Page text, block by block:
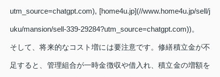
utm_source=chatgpt.com), [home4u.jp](//www.home4u.jp/sell/j
uku/mansion/sell-339-29284?utm_source=chatgpt.com))。
そして、将来的なコスト増には要注意です。修繕積立金が不
足すると、管理組合が一時金徴収や借入れ、積立金の増額を